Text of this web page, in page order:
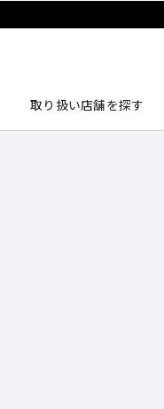
取り扱い店舗を探す